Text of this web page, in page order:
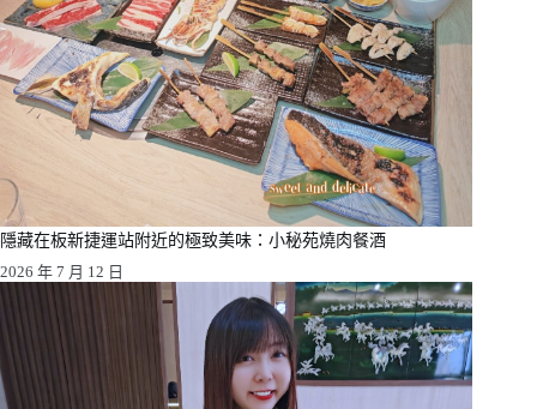
隱藏在板新捷運站附近的極致美味：小秘苑燒肉餐酒
2026 年 7 月 12 日